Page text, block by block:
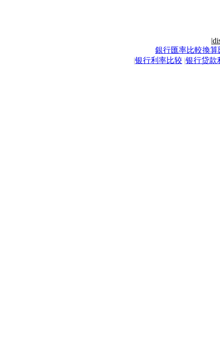
|
銀行匯率比較換算
|银行利率比较 |银行贷款